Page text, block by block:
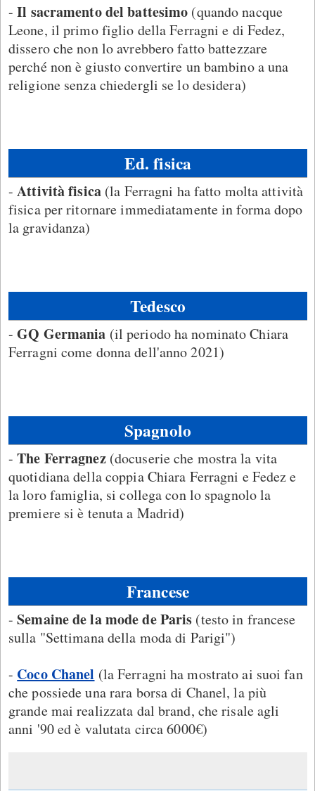
-Il sacramento del battesimo (quando nacque
Leone, il primo figlio della Ferragni e di Fedez,
dissero che non lo avrebbero fatto battezzare
perché non è giusto convertire un bambino a una
religione senza chiedergli se lo desidera)
Ed. fisica
-Attività fisica(la Ferragni ha fatto molta attività
fisica per ritornare immediatamente in forma dopo
la gravidanza)
Tedesco
-GQ Germania (il periodo ha nominato Chiara
Ferragni come donna dell'anno 2021)
Spagnolo
-The Ferragnez(docuserie che mostra la vita
quotidiana della coppia Chiara Ferragni e Fedez e
la loro famiglia, si collega con lo spagnolo la
premiere si è tenuta a Madrid)
Francese
-Semaine de la mode de Paris (testo in francese
sulla "Settimana della moda di Parigi")
- Coco Chanel (la Ferragni ha mostrato ai suoi fan
che possiede una rara borsa di Chanel, la più
grande mai realizzata dal brand, che risale agli
anni '90 ed è valutata circa 6000€)